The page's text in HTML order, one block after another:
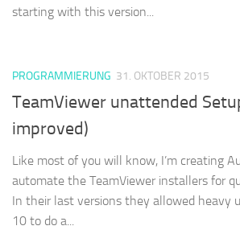
starting with this version...
PROGRAMMIERUNG 31. OKTOBER 2015
TeamViewer unattended
improved)
Like most of you will know, I’m creating
automate the TeamViewer installers for
In their last versions they allowed heavy
10 to do a...